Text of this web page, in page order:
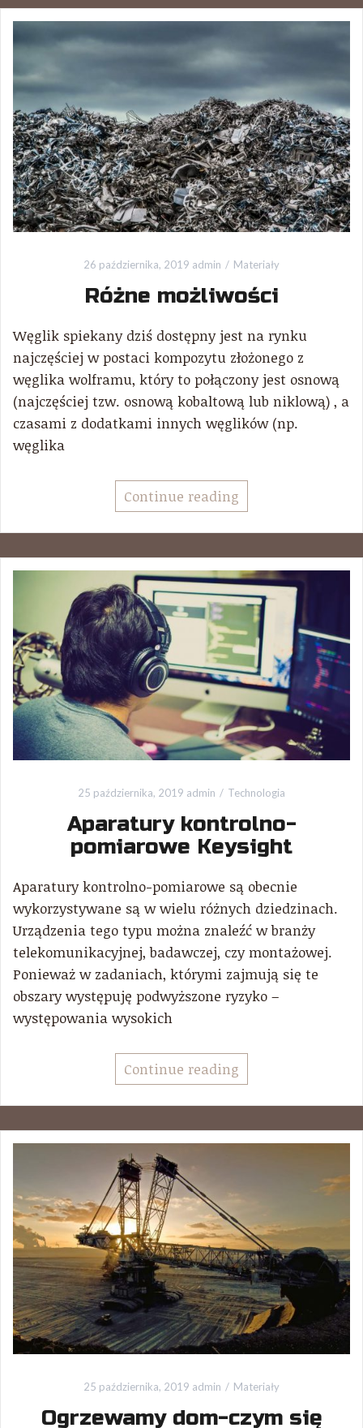
26 października, 2019 admin Materiały
Różne możliwości
Węglik spiekany dziś dostępny jest na rynku
najczęściej w postaci kompozytu złożonego z
węglika wolframu, który to połączony jest osnową
(najczęściej tzw. osnową kobaltową lub niklową) , a
czasami z dodatkami innych węglików (np.
węglika
Continue reading
25 października, 2019 admin Technologia
Aparatury kontrolno-
pomiarowe Keysight
Aparatury kontrolno-pomiarowe są obecnie
wykorzystywane są w wielu różnych dziedzinach.
Urządzenia tego typu można znaleźć w branży
telekomunikacyjnej, badawczej, czy montażowej.
Ponieważ w zadaniach, którymi zajmują się te
obszary występuję podwyższone ryzyko –
występowania wysokich
Continue reading
25 października, 2019 admin Materiały
Ogrzewamy dom-czym się